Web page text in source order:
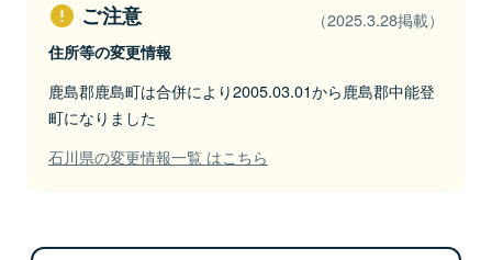
ご注意 （2025.3.28掲載）
住所等の変更情報
鹿島郡鹿島町は合併により2005.03.01から鹿島郡中能登
町になりました
石川県の変更情報一覧 はこちら